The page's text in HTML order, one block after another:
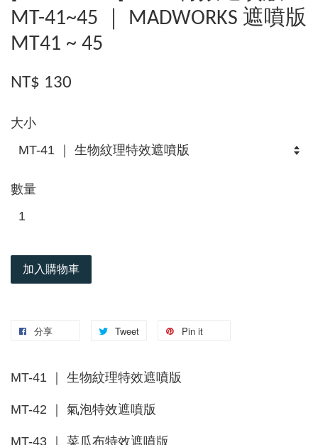
MT-41~45 ｜ MADWORKS 遮噴版
MT41 ~ 45
NT$ 130
大小
數量
加入購物車
分享 Tweet Pin it
MT-41 ｜ 生物紋理特效遮噴版
MT-42 ｜ 氣泡特效遮噴版
MT-43 ｜ 菜瓜布特效遮噴版